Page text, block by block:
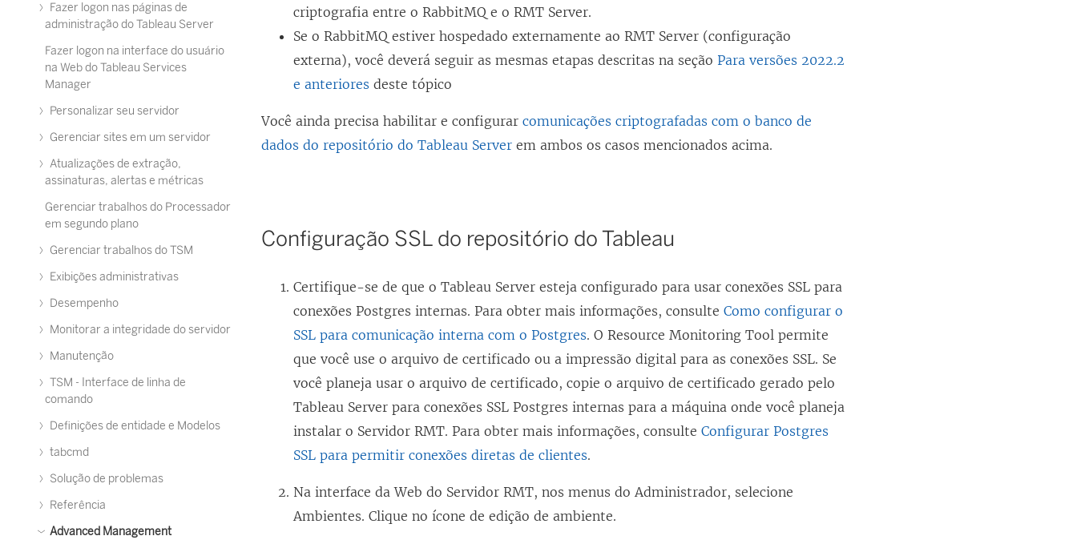
Fazer logon nas páginas de
administração do Tableau Server
Fazer logon na interface do usuário
na Web do Tableau Services
Manager
Personalizar seu servidor
Gerenciar sites em um servidor
Atualizações de extração,
assinaturas, alertas e métricas
Gerenciar trabalhos do Processador
em segundo plano
Gerenciar trabalhos do TSM
Exibições administrativas
Desempenho
Monitorar a integridade do servidor
Manutenção
TSM - Interface de linha de
comando
Definições de entidade e Modelos
tabcmd
Solução de problemas
Referência
Advanced Management
criptografia entre o RabbitMQ e o RMT Server.
Se o RabbitMQ estiver hospedado externamente ao RMT Server (configuração
externa), você deverá seguir as mesmas etapas descritas na seçãoPara versões 2022.2
e anteriores deste tópico
Você ainda precisa habilitar e configurarcomunicações criptografadas com o banco de
dados do repositório do Tableau Server em ambos os casos mencionados acima.
Configuração SSL do repositório do Tableau
Certifique-se de que o Tableau Server esteja configurado para usar conexões SSL para
conexões Postgres internas. Para obter mais informações, consulteComo configurar o
SSL para comunicação interna com o Postgres. OResource Monitoring Tool permite
que você use o arquivo de certificado ou a impressão digital para as conexões SSL. Se
você planeja usar o arquivo de certificado, copie o arquivo de certificado gerado pelo
Tableau Server para conexões SSL Postgres internas para a máquina onde você planeja
instalar o Servidor RMT. Para obter mais informações, consulteConfigurar Postgres
SSL para permitir conexões diretas de clientes.
Na interface da Web do Servidor RMT, nos menus do Administrador, selecione
Ambientes. Clique no ícone de edição de ambiente.